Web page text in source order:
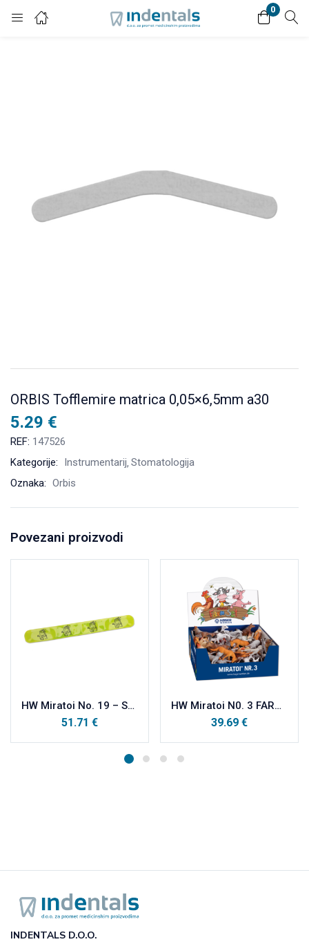
0
Login
Remember me Lost password?
ORBIS Tofflemire matrica 0,05×6,5mm a30
5.29 €
REF: 147526
Kategorije:
Instrumentarij Stomatologija
Oznaka: Orbis
Povezani proizvodi
HW Miratoi No. 19 – SAVITLJIVA NARUKVICA 50 kom
51.71 €
HW Miratoi N0. 3 FARM SET, domaće životinje, sortirano a100
39.69 €
INDENTALS D.O.O.